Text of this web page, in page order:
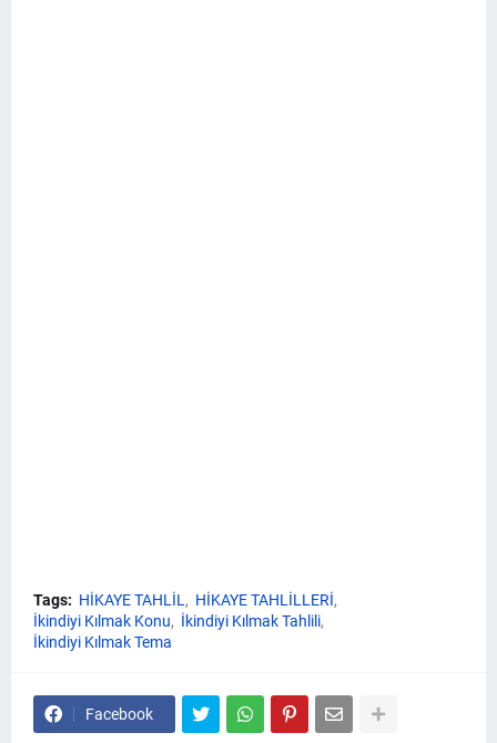
Tags: HİKAYE TAHLİL
HİKAYE TAHLİLLERİ
İkindiyi Kılmak Konu
İkindiyi Kılmak Tahlili
İkindiyi Kılmak Tema
Facebook